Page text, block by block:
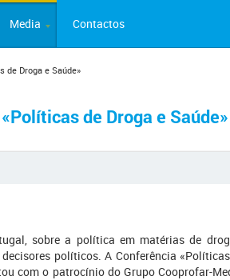
Media Contactos
de Droga e Saúde»
de Droga e Saúde»
sobre a política em matérias de
políticos. A Conferência
com o patrocínio do Grupo Cooprofar-